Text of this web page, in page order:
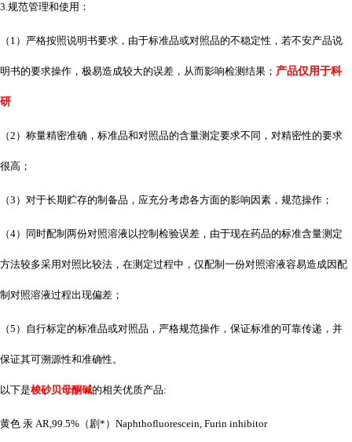
3.规范管理和使用：
（ 1）严格按照说明书要求，由于标准品或对照品的不稳定性，若不安产品说
明书的要求操作，极易造成较大的误差，从而影响检测结果； 产品仅用于科
研
（2）称量精密准确，标准品和对照品的含量测定要求不同，对精密性的要求
很高；
（3）对于长期贮存的制备品，应充分考虑各方面的影响因素，规范操作；
（4）同时配制两份对照溶液以控制检验误差，由于现在药品的标准含量测定
方法较多采用对照比较法，在测定过程中，仅配制一份对照溶液容易造成因配
制对照溶液过程出现偏差；
（5）自行标定的标准品或对照品，严格规范操作，保证标准的可靠传递，并
保证其可溯源性和准确性。
以下是梭砂贝母酮碱的相关优质产品:
黄色 汞 AR,99.5%（剧*）Naphthofluorescein, Furin inhibitor